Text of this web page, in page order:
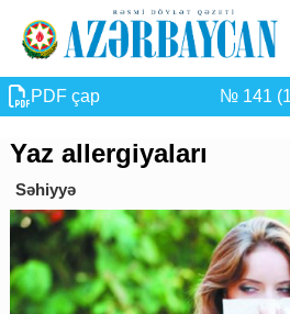
PDF çap № 141
Yaz allergiyaları
Səhiyyə